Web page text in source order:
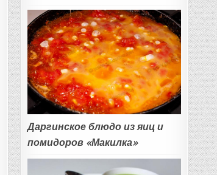
Даргинское блюдо из яиц и
помидоров «Макилка»